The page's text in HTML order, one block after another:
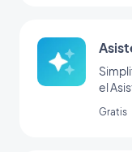
el
Gratis